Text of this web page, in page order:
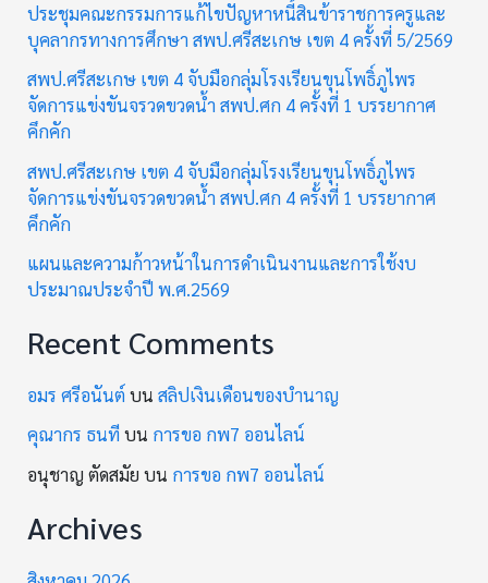
ประชุมคณะกรรมการแก้ไขปัญหาหนี้สินข้าราชการครูและ
บุคลากรทางการศึกษา สพป.ศรีสะเกษ เขต 4 ครั้งที่ 5/2569
สพป.ศรีสะเกษ เขต 4 จับมือกลุ่มโรงเรียนขุนโพธิ์ภูไพร
จัดการแข่งขันจรวดขวดน้ำ สพป.ศก 4 ครั้งที่ 1 บรรยากาศ
คึกคัก
สพป.ศรีสะเกษ เขต 4 จับมือกลุ่มโรงเรียนขุนโพธิ์ภูไพร
จัดการแข่งขันจรวดขวดน้ำ สพป.ศก 4 ครั้งที่ 1 บรรยากาศ
คึกคัก
แผนและความก้าวหน้าในการดำเนินงานและการใช้งบ
ประมาณประจำปี พ.ศ.2569
Recent Comments
อมร ศรีอนันต์ บนสลิปเงินเดือนของบำนาญ
คุณากร ธนทีบน การขอ กพ7 ออนไลน์
อนุชาญ ตัดสมัย บน การขอ กพ7 ออนไลน์
Archives